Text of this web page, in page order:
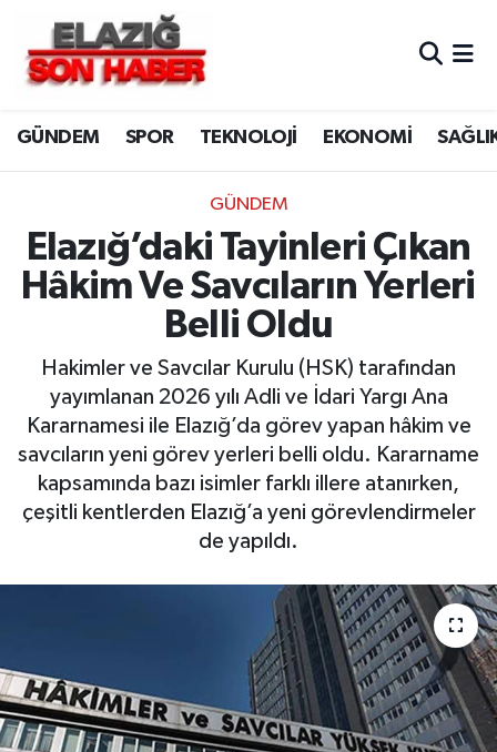
GÜNDEM SPOR TEKNOLOJİ EKONOMİ
GÜNDEM
Elazığ’daki Tayinleri Çıkan
Hâkim Ve Savcıların Yerleri
Belli Oldu
Hakimler ve Savcılar Kurulu (HSK) tarafından
yayımlanan 2026 yılı Adli ve İdari Yargı Ana
Kararnamesi ile Elazığ’da görev yapan hâkim ve
savcıların yeni görev yerleri belli oldu. Kararname
kapsamında bazı isimler farklı illere atanırken,
çeşitli kentlerden Elazığ’a yeni görevlendirmeler
de yapıldı.
CANLI YAYIN
ASAYİŞ
BİLİM VE TEKNOLOJİ
DÜNYA
EKONOMİ
ELAZIĞ
GENEL
MAGAZİN
Merkez Hava Durumu
Merkez Trafik Yoğunluk Haritası
Süper Lig Puan Durumu ve Fikstür
Tüm Manşetler
Son Dakika Haberleri
Haber Arşivi